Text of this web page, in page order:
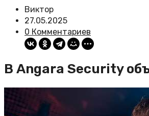
Виктор
27.05.2025
0 Комментариев
В Angara Security